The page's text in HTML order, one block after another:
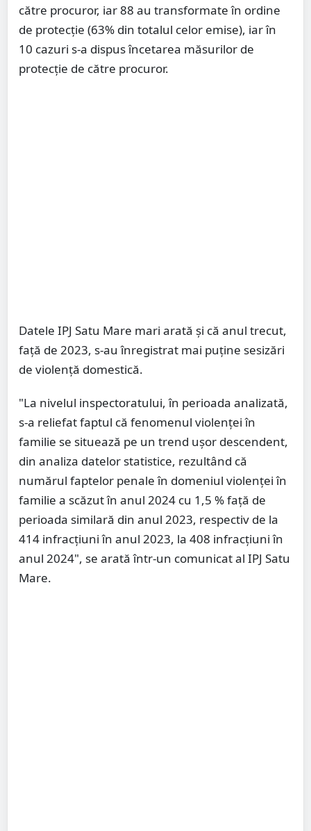
către procuror, iar 88 au transformate în ordine
de protecție (63% din totalul celor emise), iar în
10 cazuri s-a dispus încetarea măsurilor de
protecție de către procuror.
Datele IPJ Satu Mare mari arată și că anul trecut,
față de 2023, s-au înregistrat mai puține sesizări
de violență domestică.
"La nivelul inspectoratului, în perioada analizată,
s-a reliefat faptul că fenomenul violenței în
familie se situează pe un trend ușor descendent,
din analiza datelor statistice, rezultând că
numărul faptelor penale în domeniul violenţei în
familie a scăzut în anul 2024 cu 1,5 % faţă de
perioada similară din anul 2023, respectiv de la
414 infracţiuni în anul 2023, la 408 infracțiuni în
anul 2024", se arată într-un comunicat al IPJ Satu
Mare.